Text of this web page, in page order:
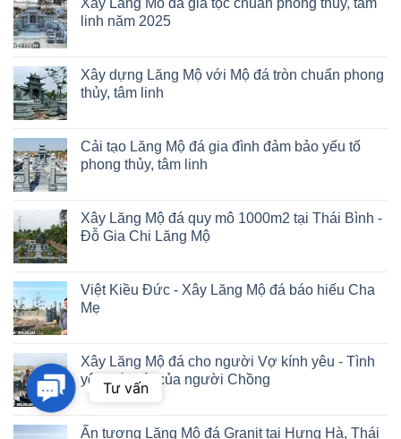
linh năm 2025
Xây dựng Lăng Mộ với Mộ đá tròn chuẩn phong
thủy, tâm linh
Cải tạo Lăng Mộ đá gia đình đảm bảo yếu tố
phong thủy, tâm linh
Xây Lăng Mộ đá quy mô 1000m2 tại Thái Bình -
Đỗ Gia Chi Lăng Mộ
Việt Kiều Đức - Xây Lăng Mộ đá báo hiếu Cha
Mẹ
Xây Lăng Mộ đá cho người Vợ kính yêu - Tình
yêu bất diệt của người Chồng
Ấn tượng Lăng Mộ đá Granit tại Hưng Hà, Thái
Contact
Us
Tư vấn